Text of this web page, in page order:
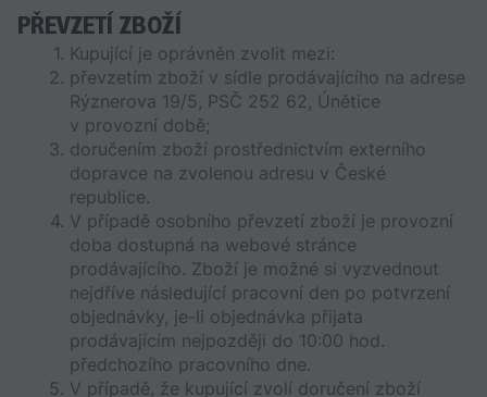
PŘEVZETÍ ZBOŽÍ
Kupující je oprávněn zvolit mezi:
převzetím zboží v sídle prodávajícího na adrese
Rýznerova 19/5, PSČ 252 62, Únětice
v provozní době;
doručením zboží prostřednictvím externího
dopravce na zvolenou adresu v České
republice.
V případě osobního převzetí zboží je provozní
doba dostupná na webové stránce
prodávajícího. Zboží je možné si vyzvednout
nejdříve následující pracovní den po potvrzení
objednávky, je-li objednávka přijata
prodávajícím nejpozději do 10:00 hod.
předchozího pracovního dne.
V případě, že kupující zvolí doručení zboží